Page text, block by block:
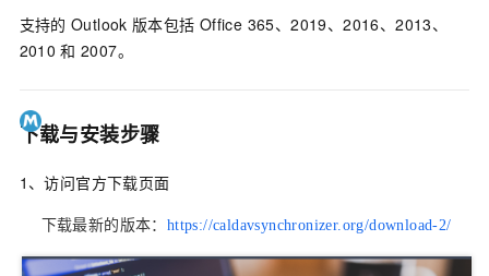
支持的 Outlook 版本包括 Office 365、2019、2016、2013、
2010 和 2007。
下载与安装步骤
1、访问官方下载页面
下载最新的版本： https://caldavsynchronizer.org/download-2/